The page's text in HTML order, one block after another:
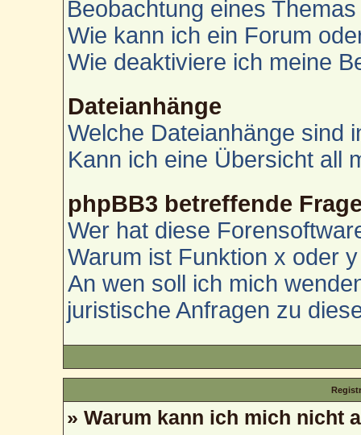
Beobachtung eines
Wie kann ich ein Forum
Wie deaktiviere ich meine
Dateianhänge
Welche Dateianhänge sind
Kann ich eine Übersicht all
phpBB3 betreffende
Wer hat diese
Warum ist Funktion x oder
An wen soll ich mich
juristische Anfragen zu
» Warum kann ich mich nicht